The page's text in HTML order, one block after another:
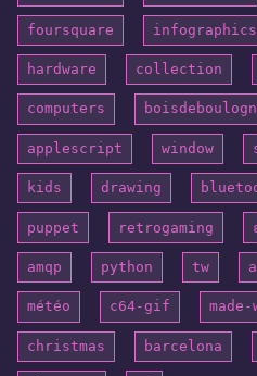
foursquare infographics
hardware collection
computers
applescript window
kids drawing
puppet retrogaming
amqp python tw
météo c64-gif
christmas barcelona